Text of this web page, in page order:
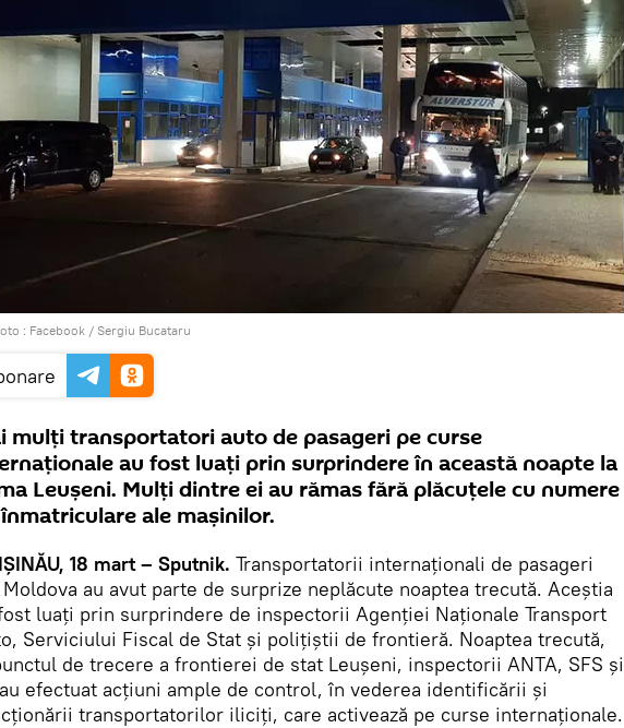
: Facebook / Sergiu Bucataru
mulți transportatori auto de pasageri pe curse
au fost luați prin surprindere în această noapte la
Leușeni. Mulți dintre ei au rămas fără plăcuțele cu numere
ale mașinilor.
18 mart – Sputnik. Transportatorii internaționali de pasageri
au avut parte de surprize neplăcute noaptea trecută. Aceștia
luați prin surprindere de inspectorii Agenției Naționale Transport
Serviciului Fiscal de Stat și polițiștii de frontieră. Noaptea trecută,
de trecere a frontierei de stat Leușeni, inspectorii ANTA, SFS și
efectuat acțiuni ample de control, în vederea identificării și
transportatorilor iliciți, care activează pe curse internaționale.